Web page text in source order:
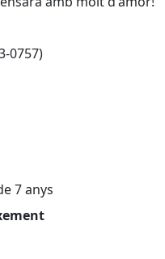
0757)
7 anys